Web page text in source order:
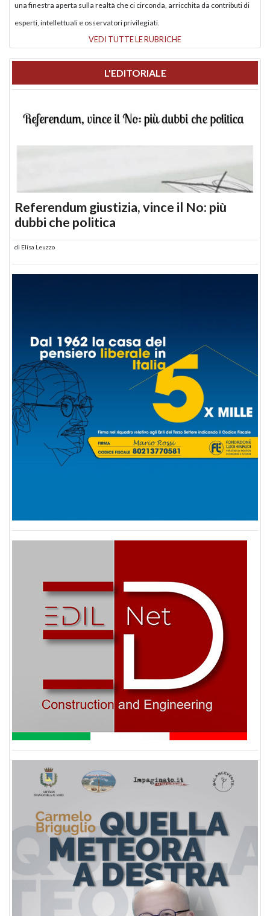
una finestra aperta sulla realtà che ci circonda, arricchita da contributi di
esperti, intellettuali e osservatori privilegiati.
VEDI TUTTE LE RUBRICHE
L'EDITORIALE
Referendum giustizia, vince il No: più
dubbi che politica
di Elisa Leuzzo